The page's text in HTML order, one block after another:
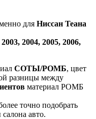
для Ниссан Теана
2003, 2004, 2005, 2006,
СОТЫ/РОМБ, цвет
разницы между
материал РОМБ
точно подобрать
авто.